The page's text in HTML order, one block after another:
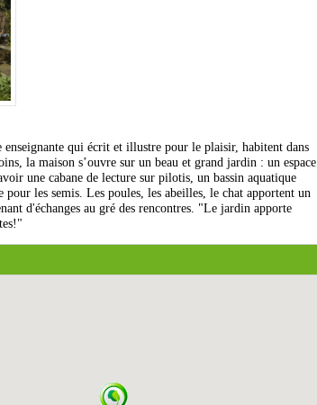
qui écrit et illustre pour le plaisir, habitent dans
la maison s’ouvre sur un beau et grand jardin : un espace
une cabane de lecture sur pilotis, un bassin aquatique
pour les semis. Les poules, les abeilles, le chat apportent un
d'échanges au gré des rencontres. "Le jardin apporte